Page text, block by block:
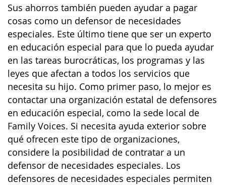
Sus ahorros también pueden ayudar a pagar
cosas como un defensor de necesidades
especiales. Este último tiene que ser un experto
en educación especial para que lo pueda ayudar
en las tareas burocráticas, los programas y las
leyes que afectan a todos los servicios que
necesita su hijo. Como primer paso, lo mejor es
contactar una organización estatal de defensores
en educación especial, como la sede local de
Family Voices. Si necesita ayuda exterior sobre
qué ofrecen este tipo de organizaciones,
considere la posibilidad de contratar a un
defensor de necesidades especiales. Los
defensores de necesidades especiales permiten